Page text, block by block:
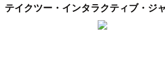
テイクツー・インタラクティブ・ジ